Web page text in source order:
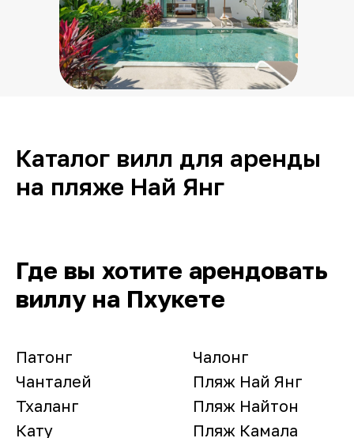
Каталог вилл для аренды
на пляже Най Янг
Где вы хотите арендовать
виллу на Пхукете
Патонг
Чанталей
Тхаланг
Кату
Чалонг
Пляж Най Янг
Пляж Найтон
Пляж Камала